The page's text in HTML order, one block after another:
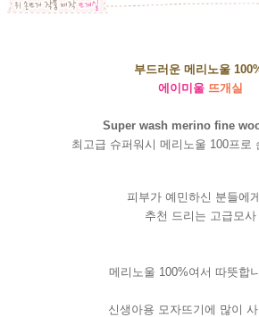
부드러운 메리노울
에이미울 뜨개실
Super wash merino fine
최고급 슈퍼워시 메리노울 100프로
피부가 예민하신 분들에
추천 드리는 고급모사
메리노울 100%여서 따뜻합
신생아용 모자뜨기에 많이